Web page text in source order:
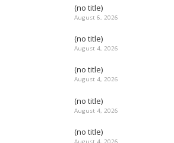
(no title)
August 6, 2026
(no title)
August 4, 2026
(no title)
August 4, 2026
(no title)
August 4, 2026
(no title)